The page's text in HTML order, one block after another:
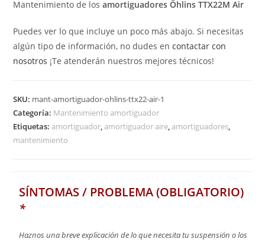
Mantenimiento de losamortiguadores Öhlins TTX22M Air
Puedes ver lo que incluye un poco más abajo. Si necesitas
algún tipo de información, no dudes encontactar con
nosotros ¡Te atenderán nuestros mejores técnicos!
SKU: mant-amortiguador-ohlins-ttx22-air-1
Categoría: Mantenimiento amortiguador
Etiquetas:amortiguador,amortiguador aire,amortiguadores,
mantenimiento
SÍNTOMAS / PROBLEMA (OBLIGATORIO)
*
Haznos una breve explicación de lo que necesita tu suspensión o los